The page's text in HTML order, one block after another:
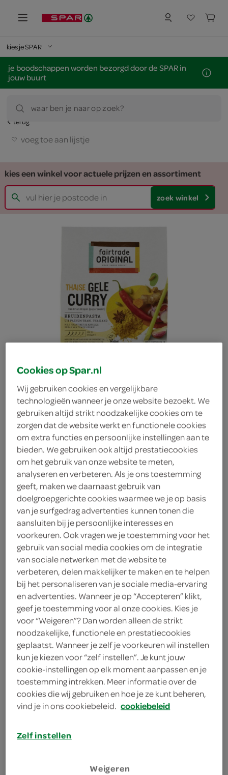
kies je SPAR
je boodschappen worden bezorgd door de SPAR in
jouw buurt
waar ben je naar op zoek?
terug
voeg toe aan lijstje
kies een winkel voor actuele prijzen en assortiment
zoek winkel
Fairtrade Original gele
curry
Fairtrade Original
2.
69
70 Gram
Let op: aanbiedingen zijn niet zichtbaar bij de
producten, maar worden wél automatisch
verwerkt in de winkelmand.
kant-en-klaar met falafel en hummus, een makkelijke
wrap voor onderweg
deze gele curry is van begin tot eind
geproduceerd in Thailand
oosterse soep
Cookies op Spar.nl
Wij gebruiken cookies en vergelijkbare
technologieën wanneer je onze website bezoekt. We
gebruiken altijd strikt noodzakelijke cookies om te
zorgen dat de website werkt en functionele cookies
om extra functies en persoonlijke instellingen aan te
bieden. We gebruiken ook altijd prestatiecookies
om het gebruik van onze website te meten,
analyseren en verbeteren. Als je ons toestemming
geeft, maken we daarnaast gebruik van
doelgroepgerichte cookies waarmee we je op basis
van je surfgedrag advertenties kunnen tonen die
aansluiten bij je persoonlijke interesses en
voorkeuren. Ook vragen we je toestemming voor het
gebruik van social media cookies om de integratie
van sociale netwerken met de website te
verbeteren, delen makkelijker te maken en te helpen
bij het personaliseren van je sociale media-ervaring
en advertenties. Wanneer je op “Accepteren” klikt,
geef je toestemming voor al onze cookies. Kies je
voor “Weigeren”? Dan worden alleen de strikt
noodzakelijke, functionele en prestatiecookies
geplaatst. Wanneer je zelf je voorkeuren wil instellen
kun je kiezen voor “zelf instellen”. Je kunt jouw
cookie-instellingen op elk moment aanpassen en je
toestemming intrekken. Meer informatie over de
cookies die wij gebruiken en hoe je ze kunt beheren,
vind je in ons cookiebeleid. cookiebeleid
Zelf instellen
Weigeren